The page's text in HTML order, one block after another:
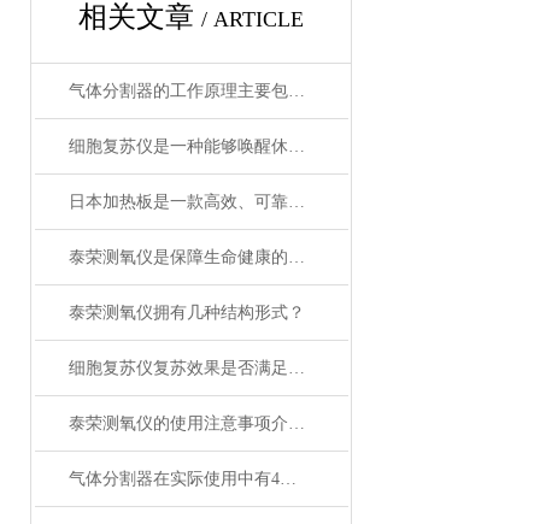
相关文章 / ARTICLE
气体分割器的工作原理主要包括以下3个方面
细胞复苏仪是一种能够唤醒休眠状态细胞的创新设备
日本加热板是一款高效、可靠的加热设备
泰荣测氧仪是保障生命健康的重要工具
泰荣测氧仪拥有几种结构形式？
细胞复苏仪复苏效果是否满足您的实际要求？
泰荣测氧仪的使用注意事项介绍及操作规程
气体分割器在实际使用中有4大特性